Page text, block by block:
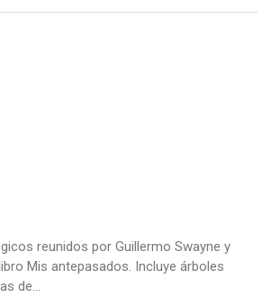
reunidos por Guillermo Swayne y
Mis antepasados. Incluye árboles
de…